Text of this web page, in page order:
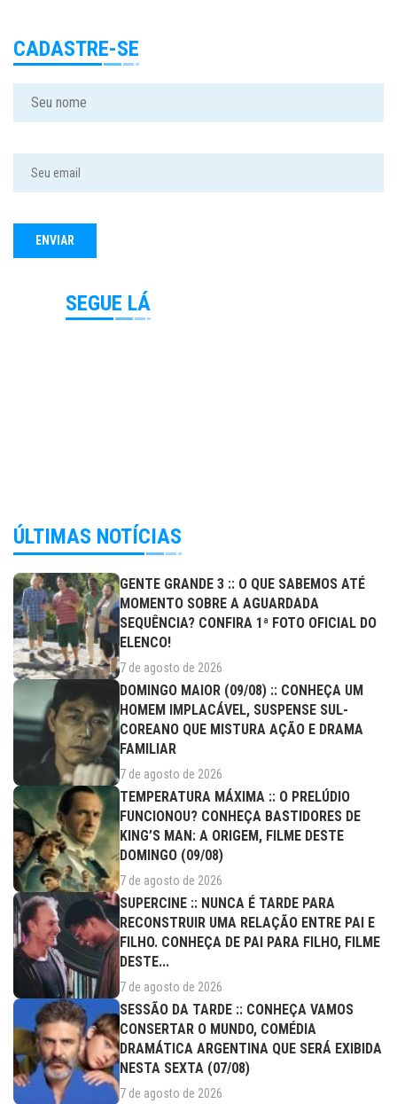
CADASTRE-SE
SEGUE LÁ
ÚLTIMAS NOTÍCIAS
GENTE GRANDE 3 :: O QUE SABEMOS ATÉ
MOMENTO SOBRE A AGUARDADA
SEQUÊNCIA? CONFIRA 1ª FOTO OFICIAL DO
ELENCO!
7 de agosto de 2026
DOMINGO MAIOR (09/08) :: CONHEÇA UM
HOMEM IMPLACÁVEL, SUSPENSE SUL-
COREANO QUE MISTURA AÇÃO E DRAMA
FAMILIAR
7 de agosto de 2026
TEMPERATURA MÁXIMA :: O PRELÚDIO
FUNCIONOU? CONHEÇA BASTIDORES DE
KING’S MAN: A ORIGEM, FILME DESTE
DOMINGO (09/08)
7 de agosto de 2026
SUPERCINE :: NUNCA É TARDE PARA
RECONSTRUIR UMA RELAÇÃO ENTRE PAI E
FILHO. CONHEÇA DE PAI PARA FILHO, FILME
DESTE...
7 de agosto de 2026
SESSÃO DA TARDE :: CONHEÇA VAMOS
CONSERTAR O MUNDO, COMÉDIA
DRAMÁTICA ARGENTINA QUE SERÁ EXIBIDA
NESTA SEXTA (07/08)
7 de agosto de 2026